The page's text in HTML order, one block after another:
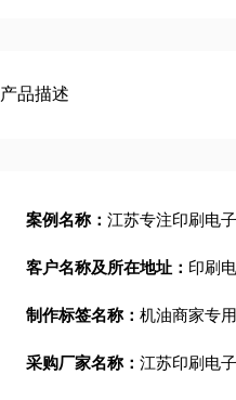
产品描述
案例名称： 江苏专注印刷电
客户名称及所在地址： 印刷
制作标签名称： 机油商家专
采购厂家名称： 江苏印刷电